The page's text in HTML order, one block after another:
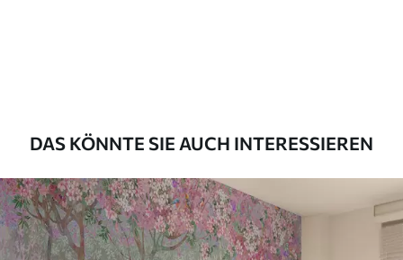
81.6749.00€/m²
DAS KÖNNTE SIE AUCH INTERESSIEREN